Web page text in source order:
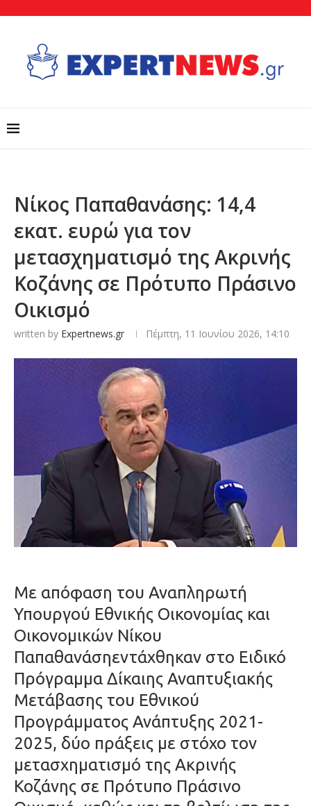
Νίκος Παπαθανάσης: 14,4
εκατ. ευρώ για τον
μετασχηματισμό της Ακρινής
Κοζάνης σε Πρότυπο Πράσινο
Οικισμό
written by Expertnews.gr Πέμπτη, 11 Ιουνίου 2026, 14:10
Με απόφαση του Αναπληρωτή
Υπουργού Εθνικής Οικονομίας και
Οικονομικών Νίκου
Παπαθανάσηεντάχθηκαν στο Ειδικό
Πρόγραμμα Δίκαιης Αναπτυξιακής
Μετάβασης του Εθνικού
Προγράμματος Ανάπτυξης 2021-
2025, δύο πράξεις με στόχο τον
μετασχηματισμό της Ακρινής
Κοζάνης σε Πρότυπο Πράσινο